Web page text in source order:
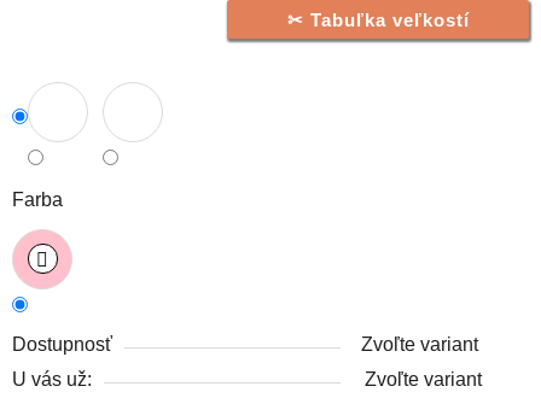
Tabuľka veľkostí
Farba
Dostupnosť
Zvoľte variant
U vás už:
Zvoľte variant